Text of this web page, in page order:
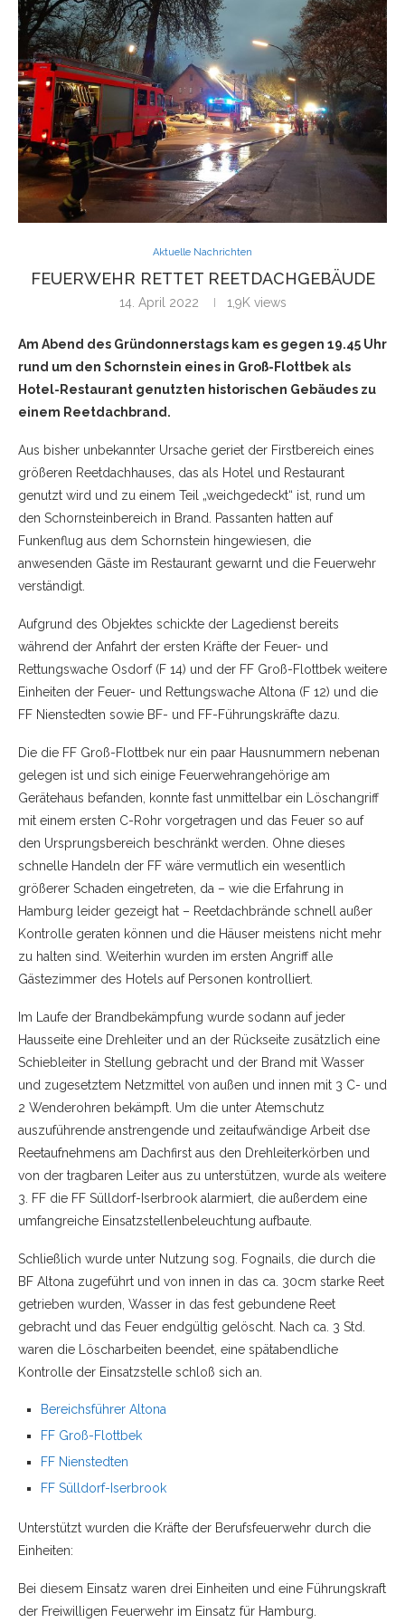
Aktuelle Nachrichten
FEUERWEHR RETTET REETDACHGEBÄUDE
14. April 2022 1,9K views
Am Abend des Gründonnerstags kam es gegen 19.45 Uhr
rund um den Schornstein eines in Groß-Flottbek als
Hotel-Restaurant genutzten historischen Gebäudes zu
einem Reetdachbrand.
Aus bisher unbekannter Ursache geriet der Firstbereich eines
größeren Reetdachhauses, das als Hotel und Restaurant
genutzt wird und zu einem Teil „weichgedeckt“ ist, rund um
den Schornsteinbereich in Brand. Passanten hatten auf
Funkenflug aus dem Schornstein hingewiesen, die
anwesenden Gäste im Restaurant gewarnt und die Feuerwehr
verständigt.
Aufgrund des Objektes schickte der Lagedienst bereits
während der Anfahrt der ersten Kräfte der Feuer- und
Rettungswache Osdorf (F 14) und der FF Groß-Flottbek weitere
Einheiten der Feuer- und Rettungswache Altona (F 12) und die
FF Nienstedten sowie BF- und FF-Führungskräfte dazu.
Die die FF Groß-Flottbek nur ein paar Hausnummern nebenan
gelegen ist und sich einige Feuerwehrangehörige am
Gerätehaus befanden, konnte fast unmittelbar ein Löschangriff
mit einem ersten C-Rohr vorgetragen und das Feuer so auf
den Ursprungsbereich beschränkt werden. Ohne dieses
schnelle Handeln der FF wäre vermutlich ein wesentlich
größerer Schaden eingetreten, da – wie die Erfahrung in
Hamburg leider gezeigt hat – Reetdachbrände schnell außer
Kontrolle geraten können und die Häuser meistens nicht mehr
zu halten sind. Weiterhin wurden im ersten Angriff alle
Gästezimmer des Hotels auf Personen kontrolliert.
Im Laufe der Brandbekämpfung wurde sodann auf jeder
Hausseite eine Drehleiter und an der Rückseite zusätzlich eine
Schiebleiter in Stellung gebracht und der Brand mit Wasser
und zugesetztem Netzmittel von außen und innen mit 3 C- und
2 Wenderohren bekämpft. Um die unter Atemschutz
auszuführende anstrengende und zeitaufwändige Arbeit dse
Reetaufnehmens am Dachfirst aus den Drehleiterkörben und
von der tragbaren Leiter aus zu unterstützen, wurde als weitere
3. FF die FF Sülldorf-Iserbrook alarmiert, die außerdem eine
umfangreiche Einsatzstellenbeleuchtung aufbaute.
Schließlich wurde unter Nutzung sog. Fognails, die durch die
BF Altona zugeführt und von innen in das ca. 30cm starke Reet
getrieben wurden, Wasser in das fest gebundene Reet
gebracht und das Feuer endgültig gelöscht. Nach ca. 3 Std.
waren die Löscharbeiten beendet, eine spätabendliche
Kontrolle der Einsatzstelle schloß sich an.
Bereichsführer Altona
FF Groß-Flottbek
FF Nienstedten
FF Sülldorf-Iserbrook
Unterstützt wurden die Kräfte der Berufsfeuerwehr durch die
Einheiten:
Bei diesem Einsatz waren drei Einheiten und eine Führungskraft
der Freiwilligen Feuerwehr im Einsatz für Hamburg.